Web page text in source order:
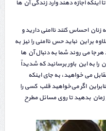
اینکه اجازه دهند وارد زندگی آن ها
زنان احساس کنند ناامنی دارید و
بر این نباید حس ناامنی را نیز به
جا می روند شما به دنبال آن ها
به این باور برسانید که شدیداً
می خواهید، به جای اینکه
اگر می‌خواهید قلب کسی را
بدهید تا روی مسائل مطرح